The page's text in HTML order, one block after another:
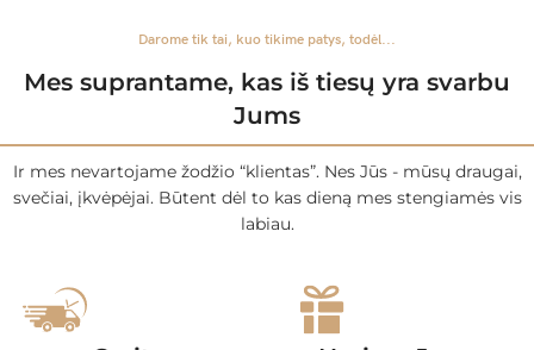
Darome tik tai, kuo tikime patys, todėl...
Mes suprantame, kas iš tiesų yra svarbu
Jums
Ir mes nevartojame žodžio “klientas”. Nes Jūs - mūsų draugai,
svečiai, įkvėpėjai. Būtent dėl to kas dieną mes stengiamės vis
labiau.